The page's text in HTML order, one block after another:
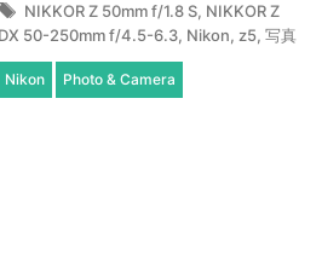
NIKKOR Z 50mm f/1.8 S, NIKKOR Z
DX 50-250mm f/4.5-6.3, Nikon, z5, 写真
Nikon Photo & Camera